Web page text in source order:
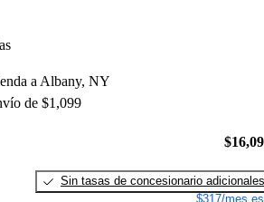
a Albany, NY
de $1,099
Sin tasas de concesionario adicionales
$317/mes